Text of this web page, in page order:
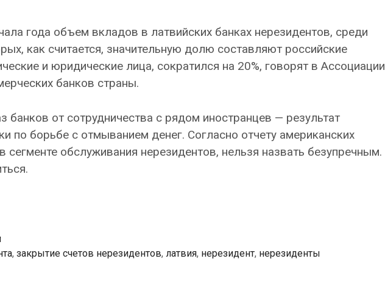
года объем вкладов в латвийских банках нерезидентов, среди
как считается, значительную долю составляют российские
и юридические лица, сократился на 20%, говорят в Ассоциации
банков страны.
банков от сотрудничества с рядом иностранцев — результат
по борьбе с отмыванием денег. Согласно отчету американских
сегменте обслуживания нерезидентов, нельзя назвать безупречным.
, закрытие счетов нерезидентов, латвия, нерезидент, нерезиденты